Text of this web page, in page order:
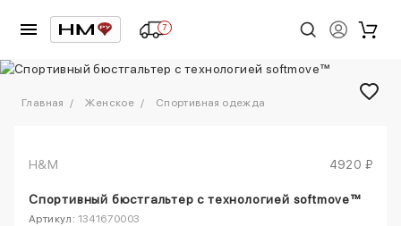
7
1/2
Главная Женское Спортивная одежда
H&M 4920 ₽
Спортивный бюстгальтер с технологией softmove™
Артикул: 1341670003